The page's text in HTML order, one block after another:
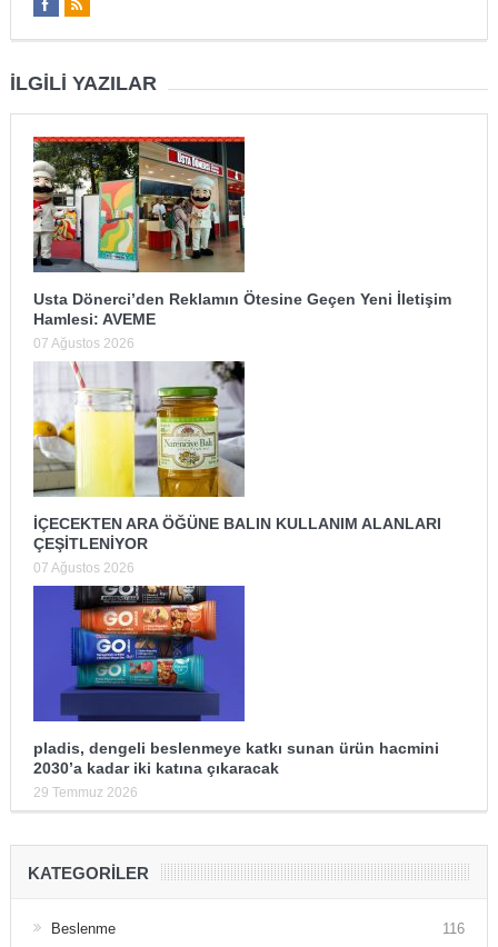
İLGILI YAZILAR
Usta Dönerci’den Reklamın Ötesine Geçen Yeni İletişim
Hamlesi: AVEME
07 Ağustos 2026
İÇECEKTEN ARA ÖĞÜNE BALIN KULLANIM ALANLARI
ÇEŞİTLENİYOR
07 Ağustos 2026
pladis, dengeli beslenmeye katkı sunan ürün hacmini
2030’a kadar iki katına çıkaracak
29 Temmuz 2026
KATEGORILER
Beslenme
116